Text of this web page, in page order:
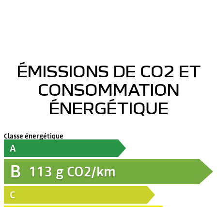
ÉMISSIONS DE CO2 ET
CONSOMMATION
ÉNERGÉTIQUE
Classe énergétique
A
B 113 g CO2/km
C